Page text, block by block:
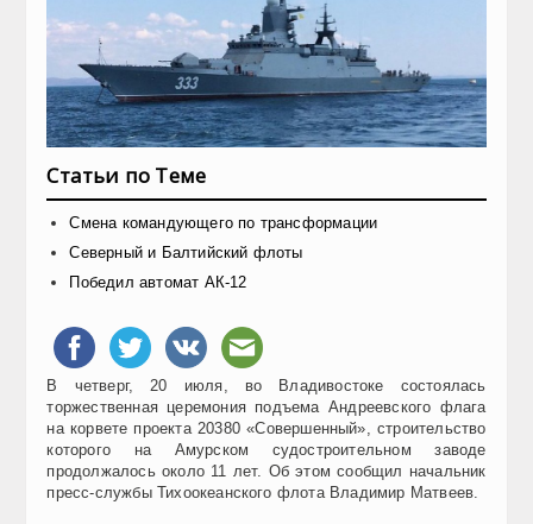
Статьи по Теме
Смена командующего по трансформации
Северный и Балтийский флоты
Победил автомат АК-12
В четверг, 20 июля, во Владивостоке состоялась
торжественная церемония подъема Андреевского флага
на корвете проекта 20380 «Совершенный», строительство
которого на Амурском судостроительном заводе
продолжалось около 11 лет. Об этом сообщил начальник
пресс-службы Тихоокеанского флота Владимир Матвеев.